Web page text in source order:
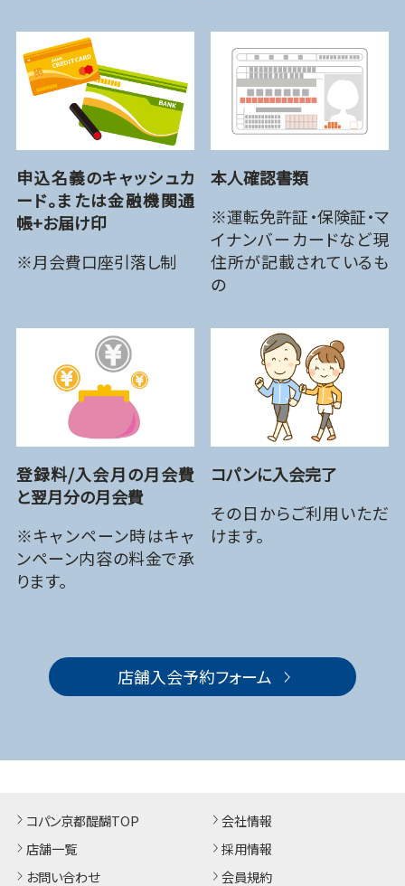
申込名義のキャッシュカ
ード。または金融機関通
帳+お届け印
※月会費口座引落し制
本人確認書類
※運転免許証・保険証・マ
イナンバーカードなど現
住所が記載されているも
の
登録料/入会月の月会費
と翌月分の月会費
※キャンペーン時はキャ
ンペーン内容の料金で承
ります。
コパンに入会完了
その日からご利用いただ
けます。
店舗入会予約フォーム
コパン京都醍醐TOP
店舗一覧
お問い合わせ
会社情報
採用情報
会員規約